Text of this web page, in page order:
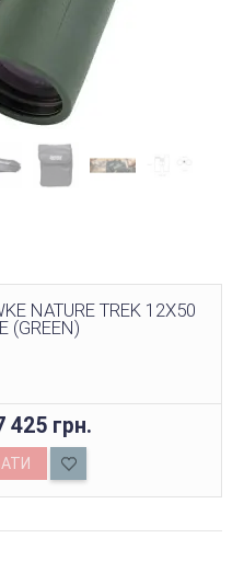
NATURE TREK 12X50
(GREEN)
425 грн.